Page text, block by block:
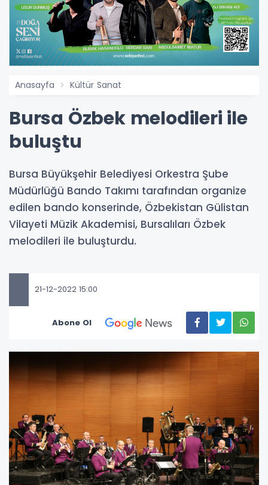
Anasayfa Kültür Sanat
Bursa Özbek melodileri ile
buluştu
Bursa Büyükşehir Belediyesi Orkestra Şube
Müdürlüğü Bando Takımı tarafından organize
edilen bando konserinde, Özbekistan Gülistan
Vilayeti Müzik Akademisi, Bursalıları Özbek
melodileri ile buluşturdu.
21-12-2022 15:00
Abone Ol